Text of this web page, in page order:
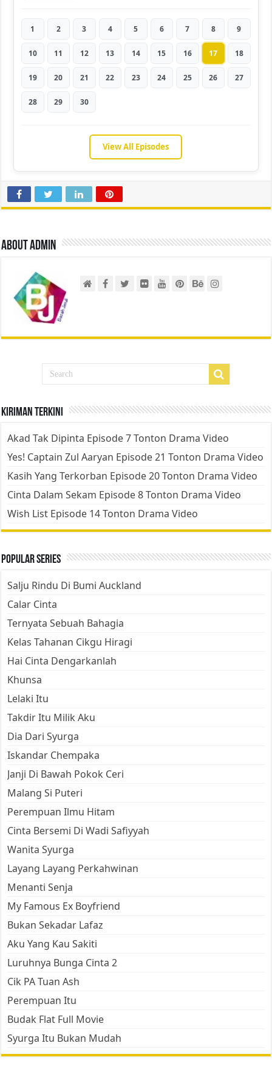
1 2 3 4 5 6 7 8 9
10 11 12 13 14 15 16 17 18
19 20 21 22 23 24 25 26 27
28 29 30
View All Episodes
About admin
Kiriman Terkini
Akad Tak Dipinta Episode 7 Tonton Drama Video
Yes! Captain Zul Aaryan Episode 21 Tonton Drama Video
Kasih Yang Terkorban Episode 20 Tonton Drama Video
Cinta Dalam Sekam Episode 8 Tonton Drama Video
Wish List Episode 14 Tonton Drama Video
Popular Series
Salju Rindu Di Bumi Auckland
Calar Cinta
Ternyata Sebuah Bahagia
Kelas Tahanan Cikgu Hiragi
Hai Cinta Dengarkanlah
Khunsa
Lelaki Itu
Takdir Itu Milik Aku
Dia Dari Syurga
Iskandar Chempaka
Janji Di Bawah Pokok Ceri
Malang Si Puteri
Perempuan Ilmu Hitam
Cinta Bersemi Di Wadi Safiyyah
Wanita Syurga
Layang Layang Perkahwinan
Menanti Senja
My Famous Ex Boyfriend
Bukan Sekadar Lafaz
Aku Yang Kau Sakiti
Luruhnya Bunga Cinta 2
Cik PA Tuan Ash
Perempuan Itu
Budak Flat Full Movie
Syurga Itu Bukan Mudah